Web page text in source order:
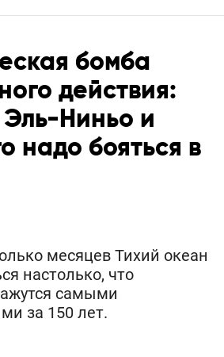
бомба
действия:
Эль-Ниньо и
надо бояться в
месяцев Тихий океан
настолько, что
самыми
за 150 лет.